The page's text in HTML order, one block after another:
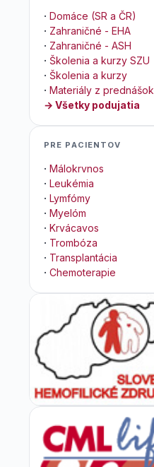
· Domáce (SR a ČR)
· Zahraničné - EHA
· Zahraničné - ASH
· Školenia a kurzy SZU
· Školenia a kurzy
· Materiály z prednášok
→ Všetky podujatia
PRE PACIENTOV
· Málokrvnos
· Leukémia
· Lymfómy
· Myelóm
· Krvácavos
· Trombóza
· Transplantácia
· Chemoterapie